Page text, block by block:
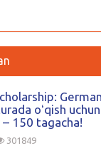
oʻqish
150 tagacha!
301849